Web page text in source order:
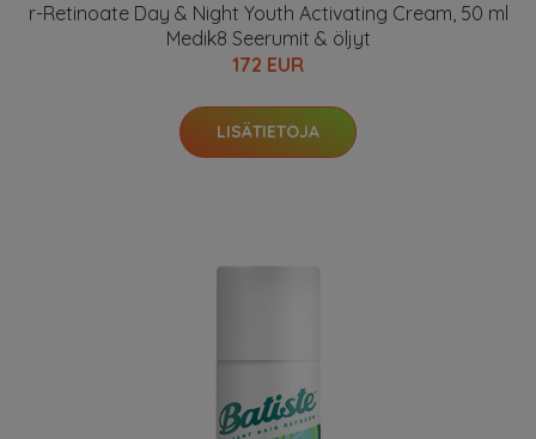
r-Retinoate Day & Night Youth Activating Cream, 50 ml
Medik8 Seerumit & öljyt
172 EUR
LISÄTIETOJA